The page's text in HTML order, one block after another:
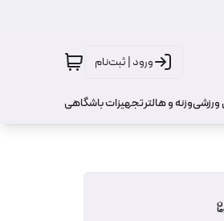
ورود | ثبت‌نام
ورزشیوزنه و هالترتجهیزات باشگاهی